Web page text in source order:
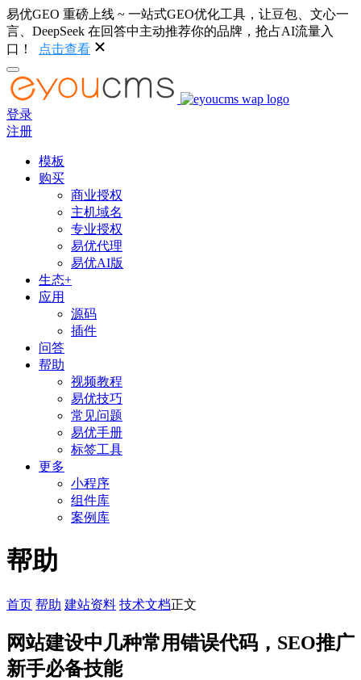
易优GEO 重磅上线 ~ 一站式GEO优化工具，让豆包、文心一
言、DeepSeek 在回答中主动推荐你的品牌，抢占AI流量入
口！
点击查看
登录
注册
模板
购买
商业授权
主机域名
专业授权
易优代理
易优AI版
生态+
应用
源码
插件
问答
帮助
视频教程
易优技巧
常见问题
易优手册
标签工具
更多
小程序
组件库
案例库
帮助
首页 帮助 建站资料 技术文档正文
网站建设中几种常用错误代码，SEO推广
新手必备技能